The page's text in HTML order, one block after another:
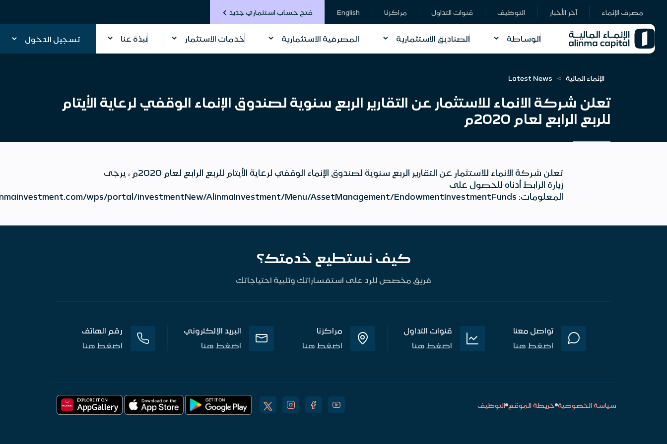
مصرف الإنماء آخر الأخبار التوظيف قنوات التداول مراكزنا English فتح حساب استثماري جديد
الوساطة الصناديق الاستثمارية المصرفية الاستثمارية خدمات الاستثمار نبذة عنا تسجيل الدخول
الإنماء المالية Latest News
تعلن شركة الانماء للاستثمار عن التقارير الربع سنوية لصندوق الإنماء الوقفي لرعاية الأيتام
للربع الرابع لعام 2020م
تعلن شركة الانماء للاستثمار عن التقارير الربع سنوية لصندوق الإنماء الوقفي لرعاية الأيتام للربع الرابع لعام 2020م ، يرجى
زيارة الرابط أدناه للحصول على
المعلومات: http://www.alinmainvestment.com/wps/portal/investmentNew/AlinmaInvestment/Menu/AssetManagement/EndowmentInvestmentFunds
كيف نستطيع خدمتك؟
فريق مخصص للرد على استفساراتك وتلبية احتياجاتك
تواصل معنا
اضغط هنا
قنوات التداول
اضغط هنا
مراكزنا
اضغط هنا
البريد الإلكتروني
اضغط هنا
رقم الهاتف
اضغط هنا
سياسة الخصوصية خريطة الموقع التوظيف